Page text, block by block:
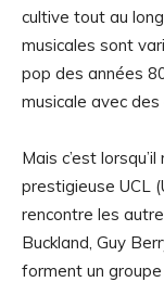
cultive tout au
musicales sont
pop des années
musicale avec
Mais c’est
prestigieuse UCL
rencontre les
Buckland, Guy
forment un